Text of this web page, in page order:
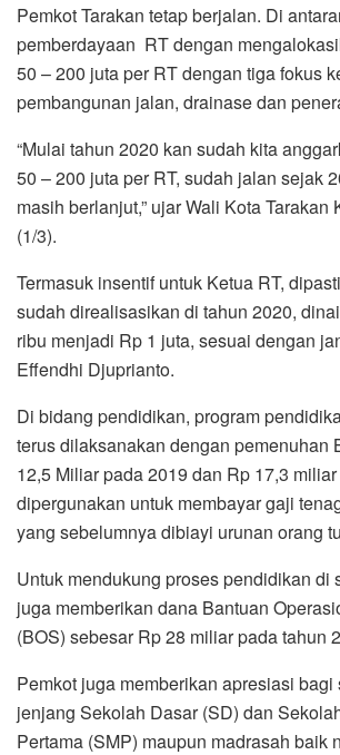
Pemkot Tarakan tetap berjalan. Di
pemberdayaan RT dengan
50 – 200 juta per RT dengan tiga fokus
pembangunan jalan, drainase dan
“Mulai tahun 2020 kan sudah kita
50 – 200 juta per RT, sudah jalan sejak
masih berlanjut,” ujar Wali Kota Tarakan
(1/3).
Termasuk insentif untuk Ketua RT,
sudah direalisasikan di tahun 2020,
ribu menjadi Rp 1 juta, sesuai dengan
Effendhi Djuprianto.
Di bidang pendidikan, program
terus dilaksanakan dengan pemenuhan
12,5 Miliar pada 2019 dan Rp 17,3
dipergunakan untuk membayar gaji
yang sebelumnya dibiayi urunan orang
Untuk mendukung proses pendidikan di
juga memberikan dana Bantuan
(BOS) sebesar Rp 28 miliar pada tahun
Pemkot juga memberikan apresiasi
jenjang Sekolah Dasar (SD) dan
Pertama (SMP) maupun madrasah baik